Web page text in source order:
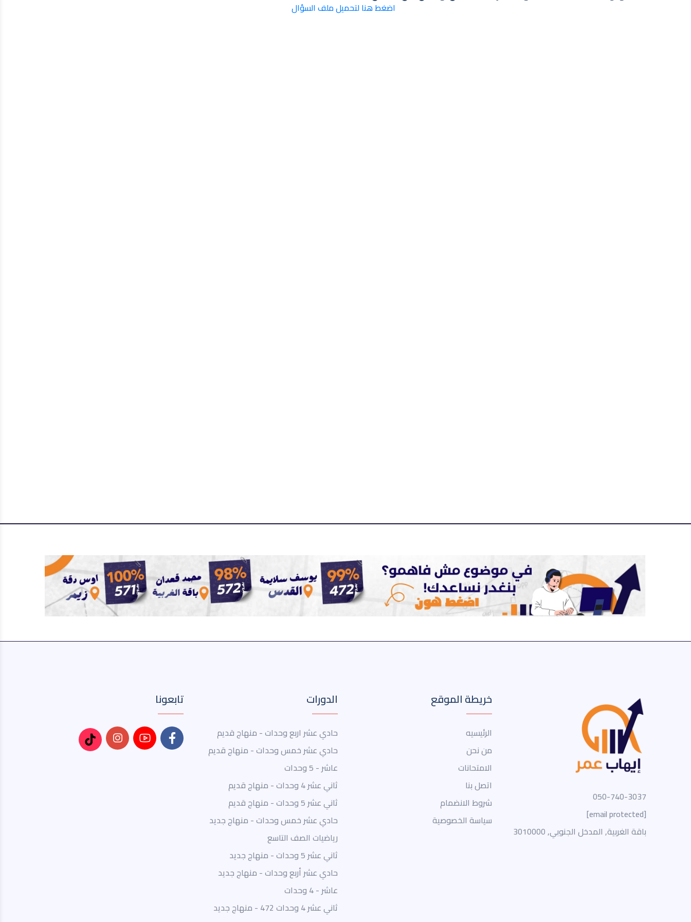
اضغط هنا لتحميل ملف السؤال
050-740-3037
[email protected]
باقة الغربية, المدخل الجنوبي, 3010000
خريطة الموقع
الرئيسيه
من نحن
الامتحانات
اتصل بنا
شروط الانضمام
سياسة الخصوصية
الدورات
حادي عشر اربع وحدات - منهاج قديم
حادي عشر خمس وحدات - منهاج قديم
عاشر - 5 وحدات
ثاني عشر 4 وحدات - منهاج قديم
ثاني عشر 5 وحدات - منهاج قديم
حادي عشر خمس وحدات - منهاج جديد
رياضيات الصف التاسع
ثاني عشر 5 وحدات - منهاج جديد
حادي عشر أربع وحدات - منهاج جديد
عاشر - 4 وحدات
ثاني عشر 4 وحدات 472 - منهاج جديد
تابعونا